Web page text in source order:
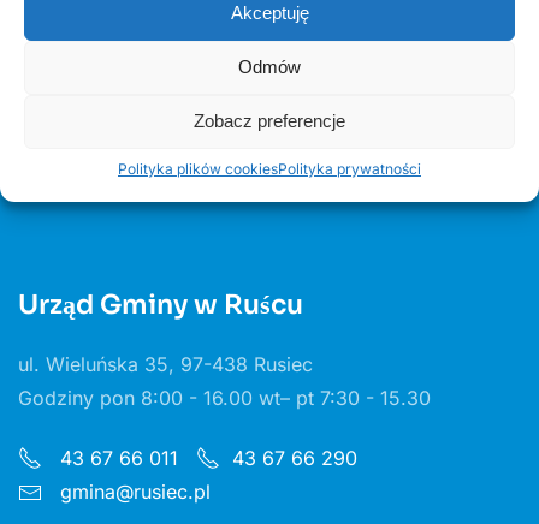
Akceptuję
Odmów
Zobacz preferencje
Polityka plików cookiesPolityka prywatności
30 CZERWCA, 2026
edycja 2, Fundusze Europejskie
Urząd Gminy w Ruścu
ul. Wieluńska 35, 97-438 Rusiec
Godziny pon 8:00 - 16.00 wt– pt 7:30 - 15.30
43 67 66 011
43 67 66 290
gmina@rusiec.pl